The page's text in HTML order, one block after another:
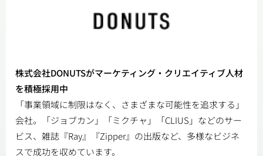
株式会社DONUTSがマーケティング・クリエイティブ人材
を積極採用中
「事業領域に制限はなく、さまざまな可能性を追求する」
会社。「ジョブカン」「ミクチャ」「CLIUS」などのサー
ビス、雑誌『Ray』『Zipper』の出版など、多様なビジネ
スで成功を収めています。